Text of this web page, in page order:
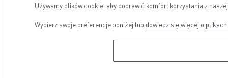
Używamy plików cookie, aby poprawić komfort korzystania z
Wybierz swoje preferencje poniżej lub dowiedz się więcej o